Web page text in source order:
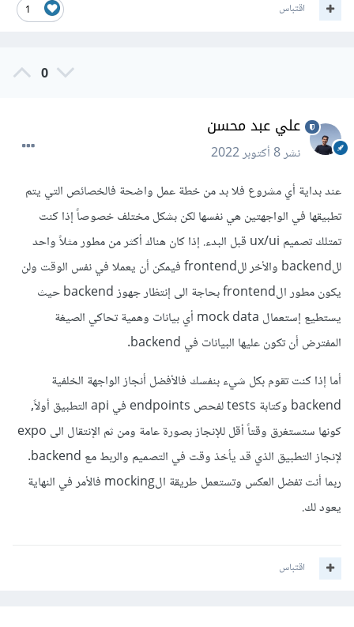
1 اقتباس
0
علي عبد محسن
نشر8 أكتوبر 2022
عند بداية أي مشروع فلا بد من خطة عمل واضحة فالخصائص التي يتم
تطبيقها في الواجهتين هي نفسها لكن بشكل مختلف خصوصاً إذا كنت
تمتلك تصميم ux/ui قبل البدء. إذا كان هناك أكثر من مطور مثلاً واحد
للbackend والأخر للfrontend فيمكن أن يعملا في نفس الوقت ولن
يكون مطور الfrontend بحاجة الى إنتظار جهوز backend حيث
يستطيع إستعمال mock data أي بيانات وهمية تحاكي الصيغة
المفترض أن تكون عليها البيانات في backend.
أما إذا كنت تقوم بكل شيء بنفسك فالأفضل أنجاز الواجهة الخلفية
backend وكتابة tests لفحص endpoints في api التطبيق أولاً,
كونها ستستغرق وقتاً أقل للإنجاز بصورة عامة ومن ثم الإنتقال الى expo
لإنجاز التطبيق الذي قد يأخذ وقت في التصميم والربط مع backend.
ربما أنت تفضل العكس وتستعمل طريقة الmocking فالأمر في النهاية
يعود لك.
اقتباس